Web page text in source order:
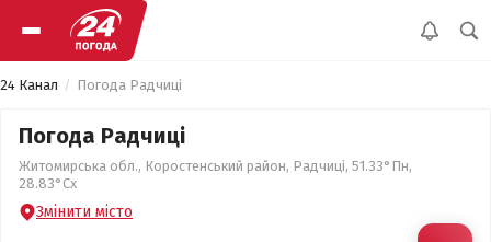
24 Канал Погода Радчиці
Погода Радчиці
Житомирська обл., Коростенський район, Радчиці, 51.33°Пн,
28.83°Сх
Змінити місто